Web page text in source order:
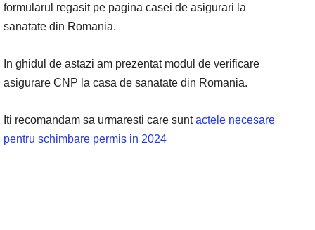
formularul regasit pe pagina casei de asigurari la
sanatate din Romania.
In ghidul de astazi am prezentat modul de verificare
asigurare CNP la casa de sanatate din Romania.
Iti recomandam sa urmaresti care suntactele necesare
pentru schimbare permis in 2024